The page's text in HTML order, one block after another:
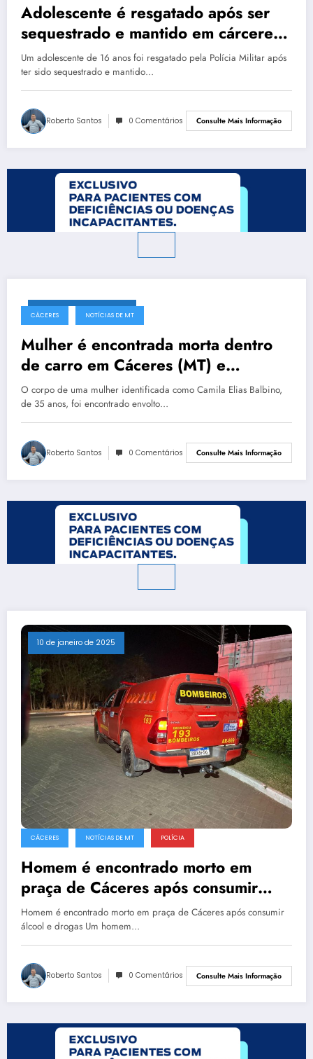
Adolescente é resgatado após ser
sequestrado e mantido em cárcere
por ‘tribunal do crime’ em MT
Um adolescente de 16 anos foi resgatado pela Polícia Militar após
ter sido sequestrado e mantido…
Roberto Santos 0 Comentários Consulte Mais Informação
16 de dezembro de 2025
CÁCERES NOTÍCIAS DE MT
Mulher é encontrada morta dentro
de carro em Cáceres (MT) e
adolescente é apreendido suspeito
do crime
O corpo de uma mulher identificada como Camila Elias Balbino,
de 35 anos, foi encontrado envolto…
Roberto Santos 0 Comentários Consulte Mais Informação
10 de janeiro de 2025
CÁCERES NOTÍCIAS DE MT POLÍCIA
Homem é encontrado morto em
praça de Cáceres após consumir
álcool e drogas
Homem é encontrado morto em praça de Cáceres após consumir
álcool e drogas Um homem…
Roberto Santos 0 Comentários Consulte Mais Informação